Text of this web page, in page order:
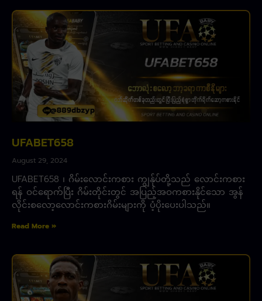
UFABET658
August 29, 2024
UFABET658 ၊ ဂိမ်းလောင်းကစား ကျွန်ုပ်တို့သည် လောင်းကစား
ရန် ဝင်ရောက်ပြီး ဂိမ်းတိုင်းတွင် အပြည့်အဝကစားနိုင်သော အွန်
လိုင်းစလော့လောင်းကစားဂိမ်းများကို ပံ့ပိုးပေးပါသည်။
Read More »